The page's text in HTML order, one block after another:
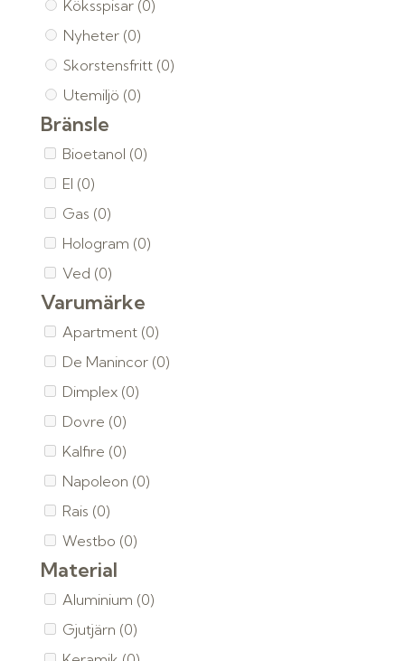
Köksspisar (0)
Nyheter (0)
Skorstensfritt (0)
Utemiljö (0)
Bränsle
Bioetanol (0)
El (0)
Gas (0)
Hologram (0)
Ved (0)
Varumärke
Apartment (0)
De Manincor (0)
Dimplex (0)
Dovre (0)
Kalfire (0)
Napoleon (0)
Rais (0)
Westbo (0)
Material
Aluminium (0)
Gjutjärn (0)